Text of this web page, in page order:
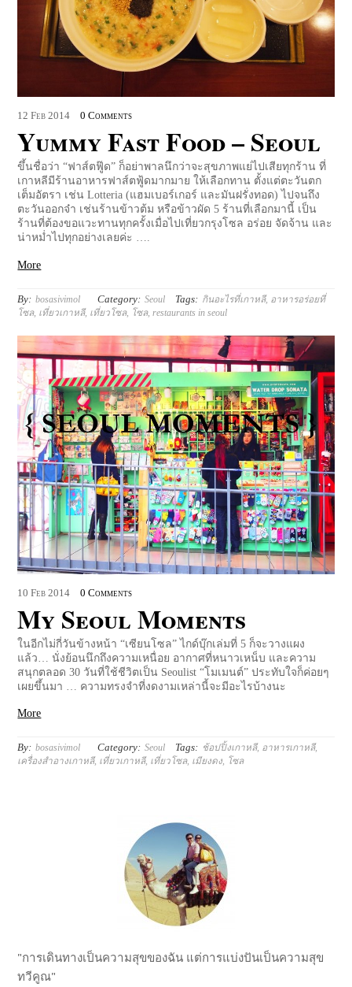
12 Feb 2014 0 Comments
Yummy Fast Food – Seoul
ขึ้นชื่อว่า “ฟาส์ตฟู๊ด” ก็อย่าพาลนึกว่าจะสุขภาพแย่ไปเสียทุกร้าน ที่
เกาหลีมีร้านอาหารฟาส์ตฟู้ดมากมาย ให้เลือกทาน ตั้งแต่ตะวันตก
เต็มอัตรา เช่น Lotteria (แฮมเบอร์เกอร์ และมันฝรั่งทอด) ไปจนถึง
ตะวันออกจ๋า เช่นร้านข้าวต้ม หรือข้าวผัด 5 ร้านที่เลือกมานี้ เป็น
ร้านที่ต้องขอแวะทานทุกครั้งเมื่อไปเที่ยวกรุงโซล อร่อย จัดจ้าน และ
น่าหม่ำไปทุกอย่างเลยค่ะ ….
More
By: bosasivimol Category: Seoul Tags: กินอะไรที่เกาหลี, อาหารอร่อยที่
โซล, เที่ยวเกาหลี, เที่ยวโซล, โซล,restaurants in seoul
10 Feb 2014 0 Comments
My Seoul Moments
ในอีกไม่กี่วันข้างหน้า “เซียนโซล” ไกด์บุ๊กเล่มที่ 5 ก็จะวางแผง
แล้ว… นั่งย้อนนึกถึงความเหนื่อย อากาศที่หนาวเหน็บ และความ
สนุกตลอด 30 วันที่ใช้ชีวิตเป็น Seoulist “โมเมนต์” ประทับใจก็ค่อยๆ
เผยขึ้นมา … ความทรงจำที่งดงามเหล่านี้จะมีอะไรบ้างนะ
More
By: bosasivimol Category: Seoul Tags: ช้อปปิ้งเกาหลี, อาหารเกาหลี,
เครื่องสำอางเกาหลี, เที่ยวเกาหลี, เที่ยวโซล, เมียงดง, โซล
"การเดินทางเป็นความสุขของฉัน แต่การแบ่งปันเป็นความสุข
ทวีคูณ"